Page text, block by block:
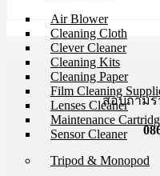
Air Blower
Cleaning Cloth
Clever Cleaner
Cleaning Kits
Cleaning Paper
Film Cleaning
Lenses Cleaner
Maintenance
Sensor Cleaner
Tripod & Monopod
สอบถามร